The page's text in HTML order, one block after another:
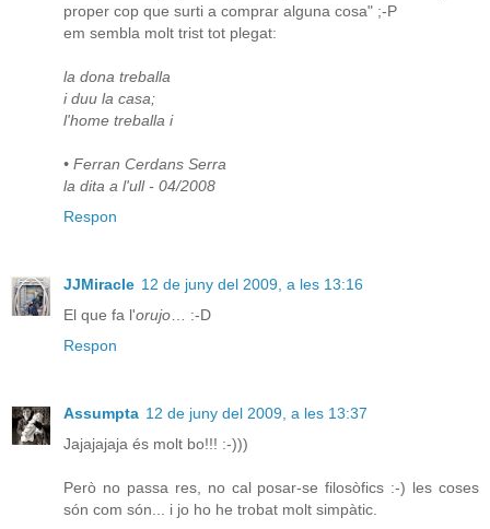
proper cop que surti a comprar alguna cosa" ;-P
em sembla molt trist tot plegat:
la dona treballa
i duu la casa;
l'home treballa i
• Ferran Cerdans Serra
la dita a l'ull - 04/2008
Respon
JJMiracle 12 de juny del 2009, a les 13:16
El que fa l'orujo … :-D
Respon
Assumpta 12 de juny del 2009, a les 13:37
Jajajajaja és molt bo!!! :-)))
Però no passa res, no cal posar-se filosòfics :-) les coses
són com són... i jo ho he trobat molt simpàtic.